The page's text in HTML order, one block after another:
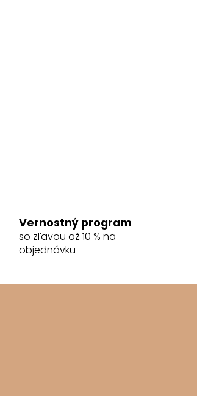
Vernostný program
so zľavou až 10 % na
objednávku